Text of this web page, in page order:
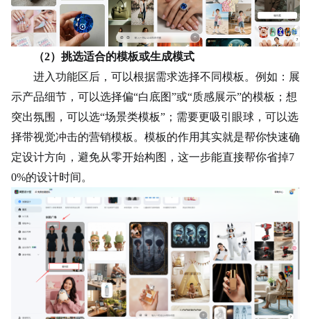
（2）挑选适合的模板或生成模式
进入功能区后，可以根据需求选择不同模板。例如： 展
示产品细节，可以选择偏“白底图”或“质感展示”的模板； 想
突出氛围，可以选“场景类模板”； 需要更吸引眼球，可以选
择带视觉冲击的营销模板。 模板的作用其实就是帮你快速确
定设计方向，避免从零开始构图，这一步能直接帮你省掉7
0%的设计时间。